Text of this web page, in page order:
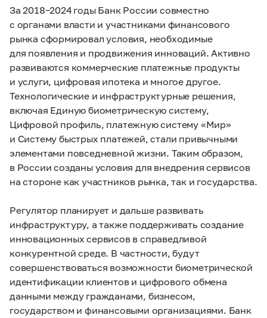
За2018–2024годы Банк России совместно
с органами власти и участниками финансового
рынка сформировал условия, необходимые
для появления и продвижения инноваций. Активно
развиваются коммерческие платежные продукты
и услуги, цифровая ипотека и многое другое.
Технологические и инфраструктурные решения,
включая Единую биометрическую систему,
Цифровой профиль, платежную систему «Мир»
и Систему быстрых платежей, стали привычными
элементами повседневной жизни. Таким образом,
в России созданы условия для внедрения сервисов
на стороне как участников рынка, так и государства.
Регулятор планирует и дальше развивать
инфраструктуру, а также поддерживать создание
инновационных сервисов в справедливой
конкурентной среде. В частности, будут
совершенствоваться возможности биометрической
идентификации клиентов и цифрового обмена
данными между гражданами, бизнесом,
государством и финансовыми организациями. Банк